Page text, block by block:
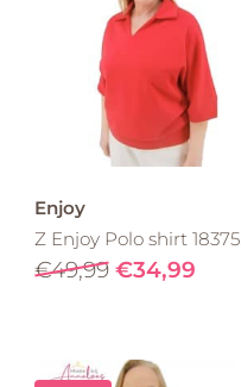
Enjoy
Z Enjoy Polo shirt 183755 Rood
€49,99 €34,99